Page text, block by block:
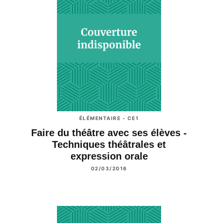
ÉLÉMENTAIRE - CE1
Faire du théâtre avec ses élèves -
Techniques théâtrales et
expression orale
02/03/2016